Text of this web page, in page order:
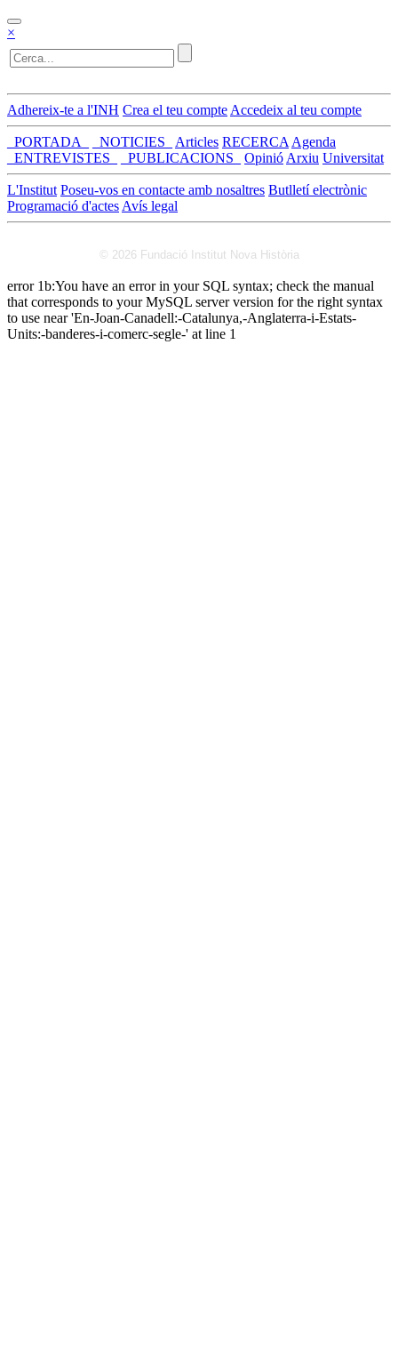
×
Adhereix-te a l'INH Crea el teu compte Accedeix al teu compte
_PORTADA_ _NOTICIES_ Articles RECERCA Agenda
_ENTREVISTES_
_PUBLICACIONS_ Opinió Arxiu Universitat
L'Institut Poseu-vos en contacte amb nosaltres Butlletí electrònic
Programació d'actes Avís legal
© 2026 Fundació Institut Nova Història
error 1b:You have an error in your SQL syntax; check the manual
that corresponds to your MySQL server version for the right syntax
to use near 'En-Joan-Canadell:-Catalunya,-Anglaterra-i-Estats-
Units:-banderes-i-comerc-segle-' at line 1